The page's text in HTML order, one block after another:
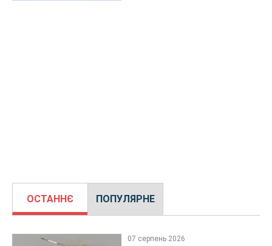
ОСТАННЄ ПОПУЛЯРНЕ
07 серпень 2026